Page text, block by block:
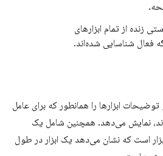
زنده از تمام ابزارهای
توضیحات ابزارها را همانطور که برای عامل
نمایش می‌دهد. همچنین شامل یک
است که نشان می‌دهد یک ابزار در طول